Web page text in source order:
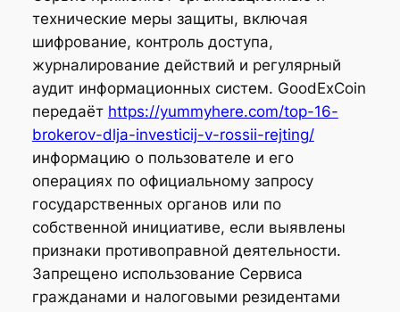
технические меры защиты, включая
шифрование, контроль доступа,
журналирование действий и регулярный
аудит информационных систем. GoodExCoin
передаёт https://yummyhere.com/top-16-
brokerov-dlja-investicij-v-rossii-rejting/
информацию о пользователе и его
операциях по официальному запросу
государственных органов или по
собственной инициативе, если выявлены
признаки противоправной деятельности.
Запрещено использование Сервиса
гражданами и налоговыми резидентами